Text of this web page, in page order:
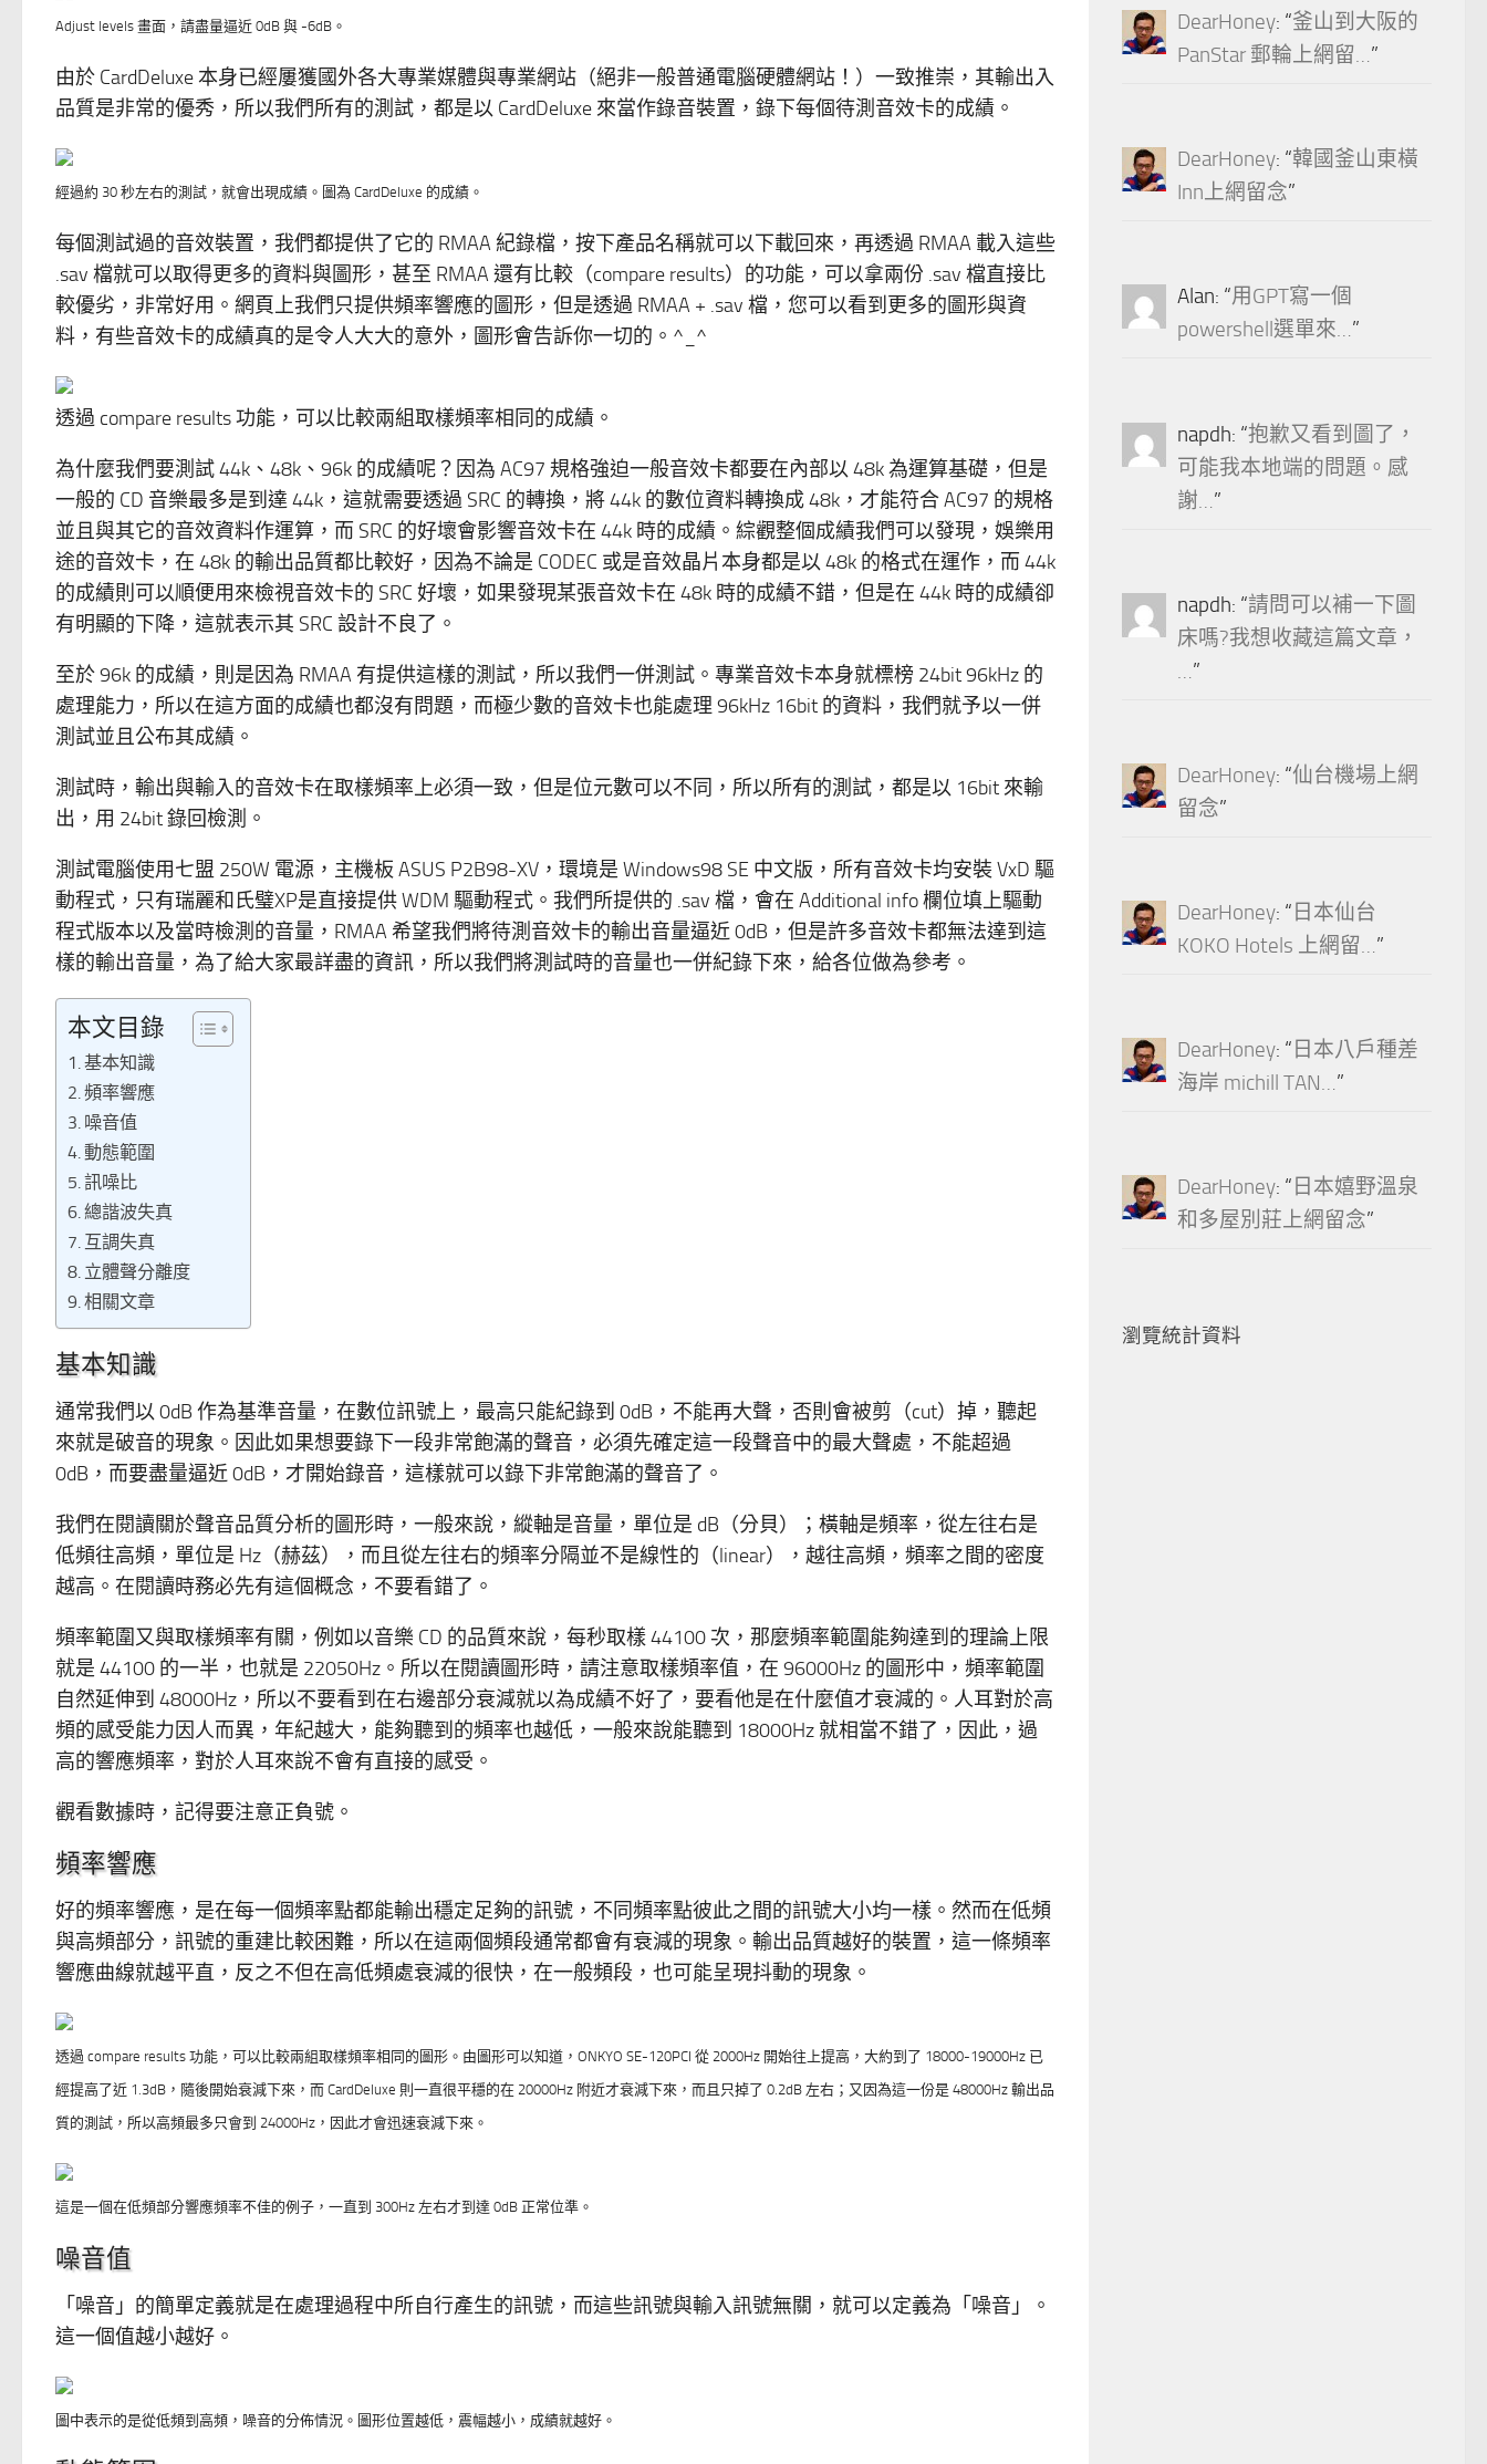
Adjust levels 畫面，請盡量逼近 0dB 與 -6dB。
由於 CardDeluxe 本身已經屢獲國外各大專業媒體與專業網站（絕非一般普通電腦硬體網站！）一致推崇，其輸出入
品質是非常的優秀，所以我們所有的測試，都是以 CardDeluxe 來當作錄音裝置，錄下每個待測音效卡的成績。
經過約 30 秒左右的測試，就會出現成績。圖為 CardDeluxe 的成績。
每個測試過的音效裝置，我們都提供了它的 RMAA 紀錄檔，按下產品名稱就可以下載回來，再透過 RMAA 載入這些
.sav 檔就可以取得更多的資料與圖形，甚至 RMAA 還有比較（compare results）的功能，可以拿兩份 .sav 檔直接比
較優劣，非常好用。網頁上我們只提供頻率響應的圖形，但是透過 RMAA + .sav 檔，您可以看到更多的圖形與資
料，有些音效卡的成績真的是令人大大的意外，圖形會告訴你一切的。^_^
透過 compare results 功能，可以比較兩組取樣頻率相同的成績。
為什麼我們要測試 44k、48k、96k 的成績呢？因為 AC97 規格強迫一般音效卡都要在內部以 48k 為運算基礎，但是
一般的 CD 音樂最多是到達 44k，這就需要透過 SRC 的轉換，將 44k 的數位資料轉換成 48k，才能符合 AC97 的規格
並且與其它的音效資料作運算，而 SRC 的好壞會影響音效卡在 44k 時的成績。綜觀整個成績我們可以發現，娛樂用
途的音效卡，在 48k 的輸出品質都比較好，因為不論是 CODEC 或是音效晶片本身都是以 48k 的格式在運作，而 44k
的成績則可以順便用來檢視音效卡的 SRC 好壞，如果發現某張音效卡在 48k 時的成績不錯，但是在 44k 時的成績卻
有明顯的下降，這就表示其 SRC 設計不良了。
至於 96k 的成績，則是因為 RMAA 有提供這樣的測試，所以我們一併測試。專業音效卡本身就標榜 24bit 96kHz 的
處理能力，所以在這方面的成績也都沒有問題，而極少數的音效卡也能處理 96kHz 16bit 的資料，我們就予以一併
測試並且公布其成績。
測試時，輸出與輸入的音效卡在取樣頻率上必須一致，但是位元數可以不同，所以所有的測試，都是以 16bit 來輸
出，用 24bit 錄回檢測。
測試電腦使用七盟 250W 電源，主機板 ASUS P2B98-XV，環境是 Windows98 SE 中文版，所有音效卡均安裝 VxD 驅
動程式，只有瑞麗和氏璧XP是直接提供 WDM 驅動程式。我們所提供的 .sav 檔，會在 Additional info 欄位填上驅動
程式版本以及當時檢測的音量，RMAA 希望我們將待測音效卡的輸出音量逼近 0dB，但是許多音效卡都無法達到這
樣的輸出音量，為了給大家最詳盡的資訊，所以我們將測試時的音量也一併紀錄下來，給各位做為參考。
本文目錄
基本知識
頻率響應
噪音值
動態範圍
訊噪比
總諧波失真
互調失真
立體聲分離度
相關文章
基本知識
通常我們以 0dB 作為基準音量，在數位訊號上，最高只能紀錄到 0dB，不能再大聲，否則會被剪（cut）掉，聽起
來就是破音的現象。因此如果想要錄下一段非常飽滿的聲音，必須先確定這一段聲音中的最大聲處，不能超過
0dB，而要盡量逼近 0dB，才開始錄音，這樣就可以錄下非常飽滿的聲音了。
我們在閱讀關於聲音品質分析的圖形時，一般來說，縱軸是音量，單位是 dB（分貝）；橫軸是頻率，從左往右是
低頻往高頻，單位是 Hz（赫茲），而且從左往右的頻率分隔並不是線性的（linear），越往高頻，頻率之間的密度
越高。在閱讀時務必先有這個概念，不要看錯了。
頻率範圍又與取樣頻率有關，例如以音樂 CD 的品質來說，每秒取樣 44100 次，那麼頻率範圍能夠達到的理論上限
就是 44100 的一半，也就是 22050Hz。所以在閱讀圖形時，請注意取樣頻率值，在 96000Hz 的圖形中，頻率範圍
自然延伸到 48000Hz，所以不要看到在右邊部分衰減就以為成績不好了，要看他是在什麼值才衰減的。人耳對於高
頻的感受能力因人而異，年紀越大，能夠聽到的頻率也越低，一般來說能聽到 18000Hz 就相當不錯了，因此，過
高的響應頻率，對於人耳來說不會有直接的感受。
觀看數據時，記得要注意正負號。
頻率響應
好的頻率響應，是在每一個頻率點都能輸出穩定足夠的訊號，不同頻率點彼此之間的訊號大小均一樣。然而在低頻
與高頻部分，訊號的重建比較困難，所以在這兩個頻段通常都會有衰減的現象。輸出品質越好的裝置，這一條頻率
響應曲線就越平直，反之不但在高低頻處衰減的很快，在一般頻段，也可能呈現抖動的現象。
透過 compare results 功能，可以比較兩組取樣頻率相同的圖形。由圖形可以知道，ONKYO SE-120PCI 從 2000Hz 開始往上提高，大約到了 18000-19000Hz 已
經提高了近 1.3dB，隨後開始衰減下來，而 CardDeluxe 則一直很平穩的在 20000Hz 附近才衰減下來，而且只掉了 0.2dB 左右；又因為這一份是 48000Hz 輸出品
質的測試，所以高頻最多只會到 24000Hz，因此才會迅速衰減下來。
這是一個在低頻部分響應頻率不佳的例子，一直到 300Hz 左右才到達 0dB 正常位準。
噪音值
「噪音」的簡單定義就是在處理過程中所自行產生的訊號，而這些訊號與輸入訊號無關，就可以定義為「噪音」。
這一個值越小越好。
圖中表示的是從低頻到高頻，噪音的分佈情況。圖形位置越低，震幅越小，成績就越好。
DearHoney: “釜山到大阪的
PanStar 郵輪上網留…”
DearHoney: “韓國釜山東橫
Inn上網留念”
Alan: “用GPT寫一個
powershell選單來…”
napdh: “抱歉又看到圖了，
可能我本地端的問題。感
謝…”
napdh: “請問可以補一下圖
床嗎?我想收藏這篇文章，
…”
DearHoney: “仙台機場上網
留念”
DearHoney: “ 日本仙台
KOKO Hotels 上網留…”
DearHoney: “ 日本八戶種差
海岸 michill TAN…”
DearHoney: “ 日本嬉野溫泉
和多屋別莊上網留念”
瀏覽統計資料